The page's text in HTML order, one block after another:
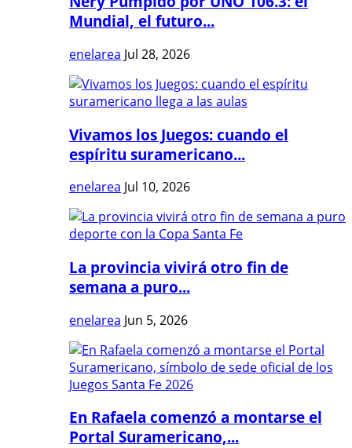
Mundial, el futuro...
enelarea Jul 28, 2026
Vivamos los Juegos: cuando el
espíritu suramericano...
enelarea Jul 10, 2026
La provincia vivirá otro fin de
semana a puro...
enelarea Jun 5, 2026
En Rafaela comenzó a montarse el
Portal Suramericano,...